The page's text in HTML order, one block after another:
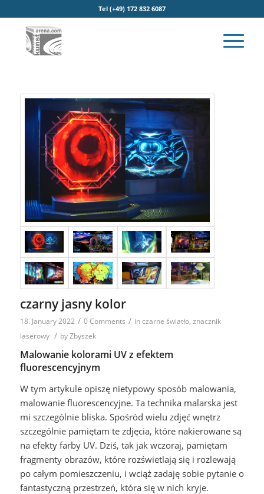
Tel (+49) 172 832 6087
czarny jasny kolor
18. January 2022 / 0 Comments / inczarne światło, znacznik
laserowy / byZbyszek
Malowanie kolorami UV z efektem
fluorescencyjnym
W tym artykule opiszę nietypowy sposób malowania,
malowanie fluorescencyjne. Ta technika malarska jest
mi szczególnie bliska. Spośród wielu zdjęć wnętrz
szczególnie pamiętam te zdjęcia, które nakierowane są
na efekty farby UV. Dziś, tak jak wczoraj, pamiętam
fragmenty obrazów, które rozświetlają się i rozlewają
po całym pomieszczeniu, i wciąż zadaję sobie pytanie o
fantastyczną przestrzeń, która się w nich kryje.